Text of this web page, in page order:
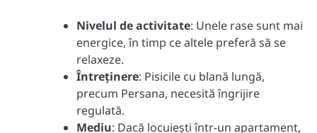
Nivelul de activitate: Unele rase sunt mai
energice, în timp ce altele preferă să se
relaxeze.
Întreținere: Pisicile cu blană lungă,
precum Persana, necesită îngrijire
regulată.
Mediu: Dacă locuiești într-un apartament,